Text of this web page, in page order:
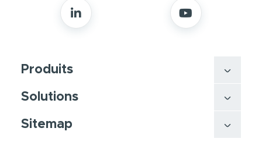
Produits
Solutions
Sitemap